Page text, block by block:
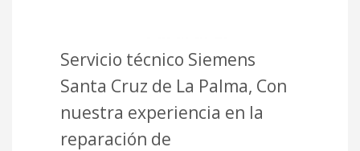
Servicio técnico Siemens
Santa Cruz de La Palma, Con
nuestra experiencia en la
reparación de